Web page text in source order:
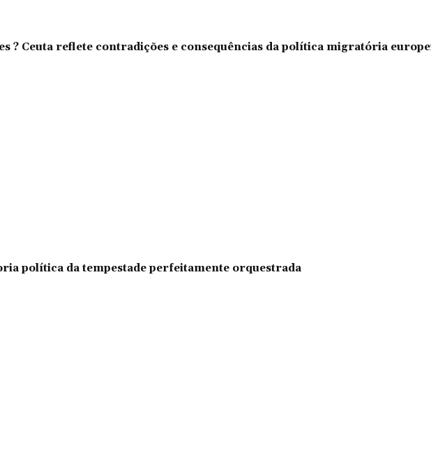
? Ceuta reflete contradições e consequências da política migratória
política da tempestade perfeitamente orquestrada